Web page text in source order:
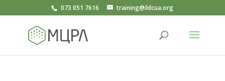
073 051 7616 training@ildcua.org